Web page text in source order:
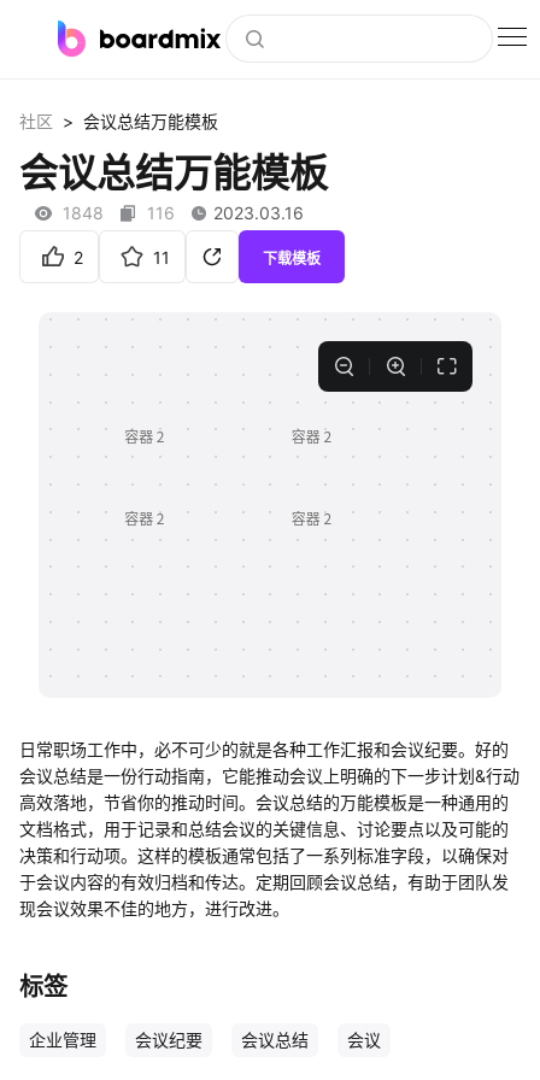
社区资源
下载
支持
帮助中心
知识分享社区
社区 > 会议总结万能模板
会议总结万能模板
1848 116 2023.03.16
2 11 下载模板
日常职场工作中，必不可少的就是各种工作汇报和会议纪要。好的
会议总结是一份行动指南，它能推动会议上明确的下一步计划&行动
高效落地，节省你的推动时间。会议总结的万能模板是一种通用的
文档格式，用于记录和总结会议的关键信息、讨论要点以及可能的
决策和行动项。这样的模板通常包括了一系列标准字段，以确保对
于会议内容的有效归档和传达。定期回顾会议总结，有助于团队发
现会议效果不佳的地方，进行改进。
标签
企业管理 会议纪要 会议总结 会议